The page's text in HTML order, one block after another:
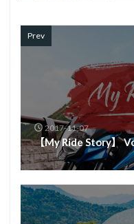
Prev
2017-11-07
【My Ride Story】